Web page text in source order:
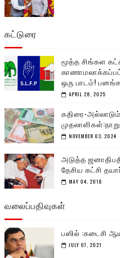
கட்டுரை
மூத்த சிங்கள
ஒரு பாடம்!
APRIL 28, 2025
கதிரை-
NOVEMBER 03, 2024
அடுத்த
தேசிய கட்சி
MAY 04, 2018
வலைப்பதிவுகள்
பஸில் :கடைசி
JULY 07, 2021